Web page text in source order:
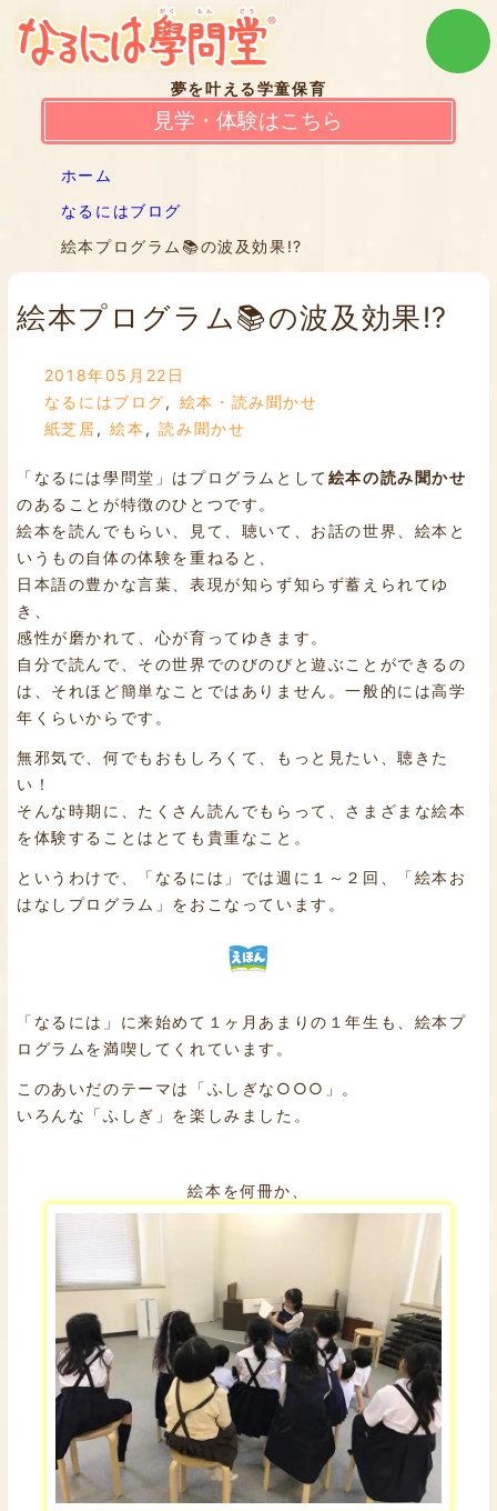
夢を叶える学童保育
見学・体験はこちら
ホーム
なるにはブログ
絵本プログラム📚の波及効果!?
絵本プログラム📚の波及効果!?
2018年05月22日
なるにはブログ, 絵本・読み聞かせ
紙芝居,絵本 ,読み聞かせ
「なるには學問堂」はプログラムとして絵本の読み聞かせ
のあることが特徴のひとつです。
絵本を読んでもらい、見て、聴いて、お話の世界、絵本と
いうもの自体の体験を重ねると、
日本語の豊かな言葉、表現が知らず知らず蓄えられてゆ
き、
感性が磨かれて、心が育ってゆきます。
自分で読んで、その世界でのびのびと遊ぶことができるの
は、それほど簡単なことではありません。一般的には高学
年くらいからです。
無邪気で、何でもおもしろくて、もっと見たい、聴きた
い！
そんな時期に、たくさん読んでもらって、さまざまな絵本
を体験することはとても貴重なこと。
というわけで、「なるには」では週に１～２回、「絵本お
はなしプログラム」をおこなっています。
「なるには」に来始めて１ヶ月あまりの１年生も、絵本プ
ログラムを満喫してくれています。
このあいだのテーマは「ふしぎな○○○」。
いろんな「ふしぎ」を楽しみました。
絵本を何冊か、